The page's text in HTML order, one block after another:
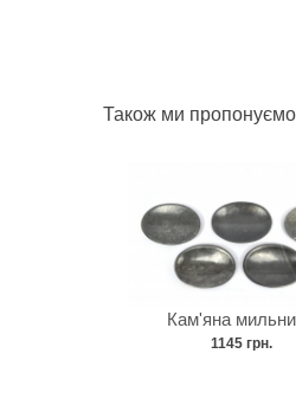
Також ми пропонуємо
Кам'яна
1145 грн.